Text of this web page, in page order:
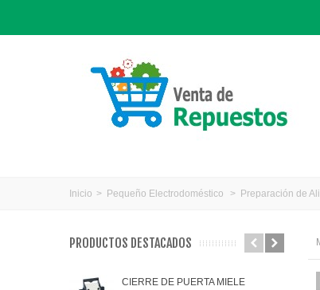
Inicio > Pequeño Electrodoméstico > Preparación de
PRODUCTOS DESTACADOS
CIERRE DE PUERTA MIELE